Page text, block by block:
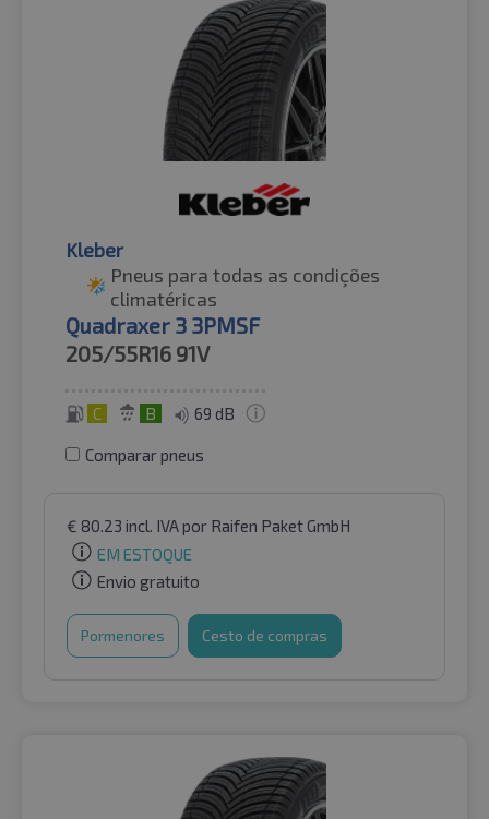
Kleber
Pneus para todas as condições
climatéricas
Quadraxer 3 3PMSF
205/55R16 91V
C B 69 dB
Comparar pneus
€ 80.23 incl. IVApor Raifen Paket GmbH
EM ESTOQUE
Envio gratuito
Pormenores Cesto de compras